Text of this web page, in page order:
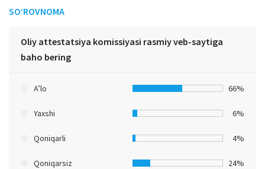
SO‘ROVNOMA
Oliy attestatsiya komissiyasi rasmiy veb-saytiga
baho bering
A’lo 66%
Yaxshi 6%
Qoniqarli 4%
Qoniqarsiz 24%